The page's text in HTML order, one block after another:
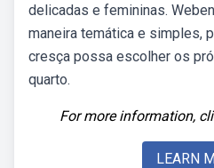
delicadas e femininas.
maneira temática e simples,
cresça possa escolher os
quarto.
For more information,
LEARN